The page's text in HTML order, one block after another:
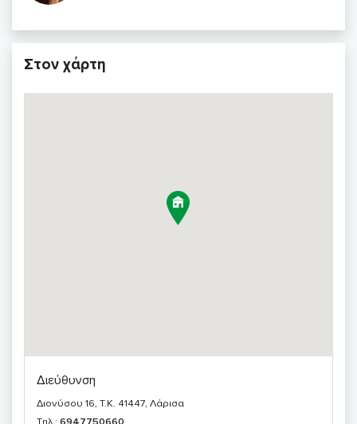
Στον χάρτη
Διεύθυνση
Διονύσου 16, T.K. 41447, Λάρισα
Τηλ.: 6947750660